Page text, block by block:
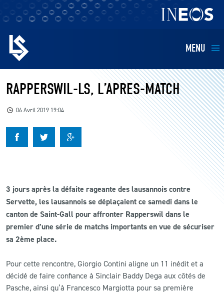
MENU
EQUIPES
BILLETTERIE
FANS
BUSINESS
RESTAURATION
CONTACT
RAPPERSWIL-LS, L’APRES-MATCH
06 Avril 2019 19:04
3 jours après la défaite rageante des lausannois contre
Servette, les lausannois se déplaçaient ce samedi dans le
canton de Saint-Gall pour affronter Rapperswil dans le
premier d’une série de matchs importants en vue de sécuriser
sa 2ème place.
Pour cette rencontre, Giorgio Contini aligne un 11 inédit et a
décidé de faire confiance à Sinclair Baddy Dega aux côtés de
Pasche, ainsi qu’à Francesco Margiotta pour sa première